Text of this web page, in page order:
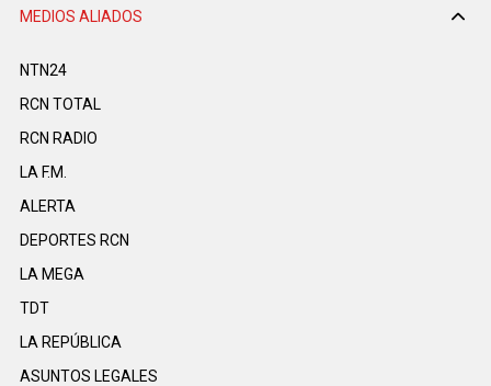
MEDIOS ALIADOS
NTN24
RCN TOTAL
RCN RADIO
LA F.M.
ALERTA
DEPORTES RCN
LA MEGA
TDT
LA REPÚBLICA
ASUNTOS LEGALES